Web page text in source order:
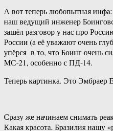
А вот теперь любопытная инфа:
наш ведущий инженер
зашёл разговор у нас про
России (а её уважают очень
упёрся в то, что Боинг очень
МС-21, особенно с ПД-14.
Теперь картинка. Это Эмбраер
Сразу же начинаем снимать
Какая красота. Бразилия нашу